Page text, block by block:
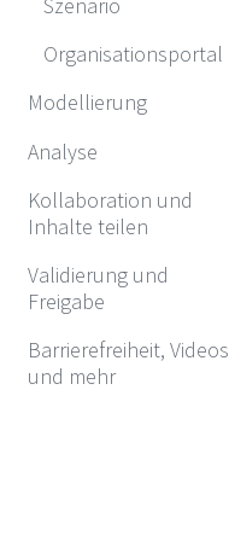
Organisationsportal
Modellierung
Analyse
Kollaboration und
Inhalte teilen
Validierung und
Freigabe
Barrierefreiheit, Videos
und mehr